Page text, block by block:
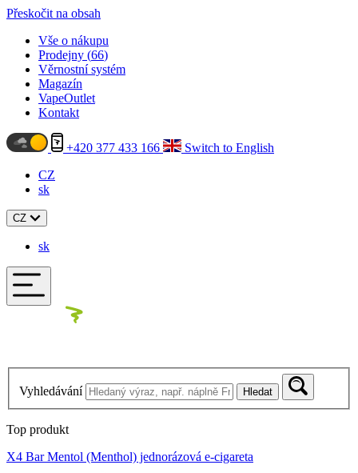
Přeskočit na obsah
Vše o nákupu
Prodejny (66)
Věrnostní systém
Magazín
VapeOutlet
Kontakt
+420 377 433 166
Switch to English
CZ
sk
CZ
sk
Vyhledávání Hledat
Top produkt
X4 Bar Mentol (Menthol) jednorázová e-cigareta